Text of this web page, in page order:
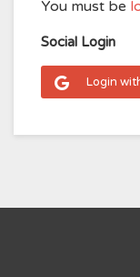
You must be
Social Login
Login